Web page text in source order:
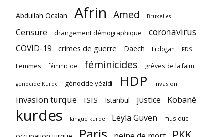
Abdullah Ocalan Afrin Amed Bruxelles
Censure changement démographique coronavirus
COVID-19 crimes de guerre Daech Erdogan FDS
Femmes féminicide féminicides grèves de la faim
génocide Kurde génocide yézidi HDP invasion
invasion turque ISIS Istanbul justice Kobanê
kurdes langue kurde Leyla Güven musique